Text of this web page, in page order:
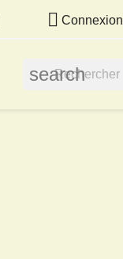
 Connexion
search